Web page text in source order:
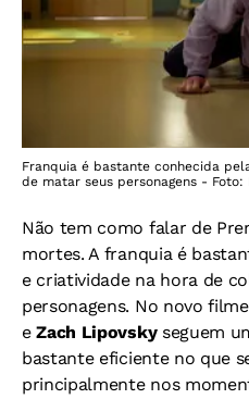
Franquia é bastante conhecida
de matar seus personagens - Foto:
Não tem como falar de
mortes. A franquia é
e criatividade na hora de
personagens. No novo
eZach Lipovskyseguem
bastante eficiente no que
principalmente nos